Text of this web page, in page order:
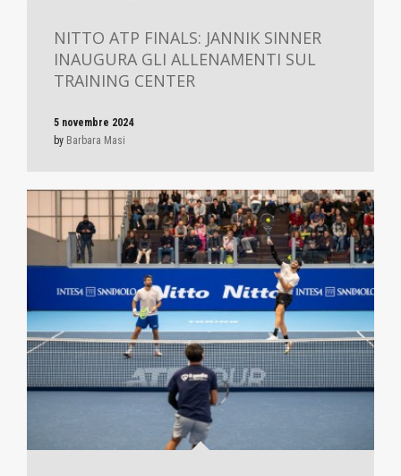
NITTO ATP FINALS: JANNIK SINNER
INAUGURA GLI ALLENAMENTI SUL
TRAINING CENTER
5 novembre 2024
by Barbara Masi